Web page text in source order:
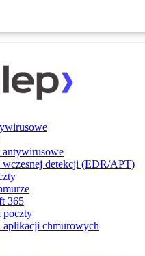
antywirusowe
wczesnej detekcji (EDR/APT)
365
poczty
aplikacji chmurowych